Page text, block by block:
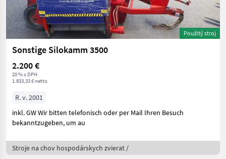
Použitý stroj
Sonstige Silokamm 3500
2.200 €
20 % s DPH
1.833,33 € netto
R. v. 2001
inkl. GW Wir bitten telefonisch oder per Mail Ihren Besuch
bekanntzugeben, um au
Stroje na chov hospodárskych zvierat /